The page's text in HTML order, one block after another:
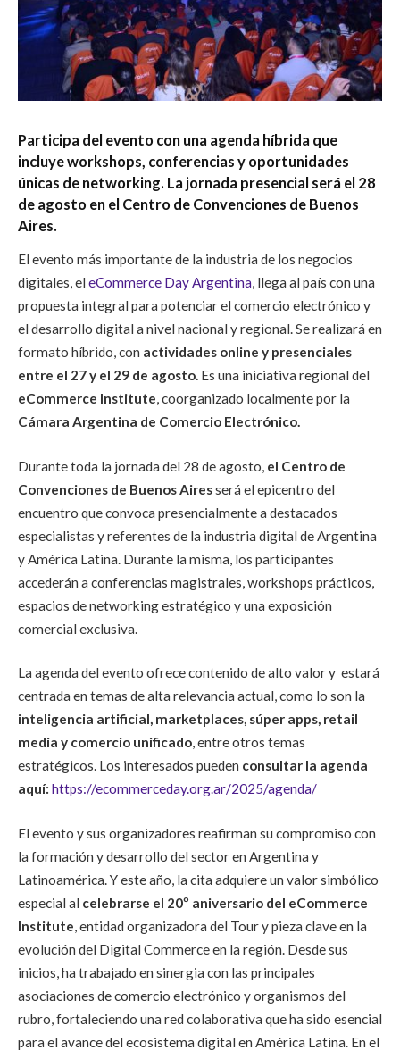
Participa del evento con una agenda híbrida que
incluye workshops, conferencias y oportunidades
únicas de networking. La jornada presencial será el 28
de agosto en el Centro de Convenciones de Buenos
Aires.
El evento más importante de la industria de los negocios
digitales, el eCommerce Day Argentina, llega al país con una
propuesta integral para potenciar el comercio electrónico y
el desarrollo digital a nivel nacional y regional. Se realizará en
formato híbrido, con actividades online y presenciales
entre el 27 y el 29 de agosto. Es una iniciativa regional del
eCommerce Institute, coorganizado localmente por la
Cámara Argentina de Comercio Electrónico.
Durante toda la jornada del 28 de agosto, el Centro de
Convenciones de Buenos Airesserá el epicentro del
encuentro que convoca presencialmente a destacados
especialistas y referentes de la industria digital de Argentina
y América Latina. Durante la misma, los participantes
accederán a conferencias magistrales, workshops prácticos,
espacios de networking estratégico y una exposición
comercial exclusiva.
La agenda del evento ofrece contenido de alto valor y estará
centrada en temas de alta relevancia actual, como lo son la
inteligencia artificial, marketplaces, súper apps, retail
media y comercio unificado, entre otros temas
estratégicos. Los interesados pueden consultar la agenda
aquí: https://ecommerceday.org.ar/2025/agenda/
El evento y sus organizadores reafirman su compromiso con
la formación y desarrollo del sector en Argentina y
Latinoamérica. Y este año, la cita adquiere un valor simbólico
especial al celebrarse el 20º aniversario del eCommerce
Institute, entidad organizadora del Tour y pieza clave en la
evolución del Digital Commerce en la región. Desde sus
inicios, ha trabajado en sinergia con las principales
asociaciones de comercio electrónico y organismos del
rubro, fortaleciendo una red colaborativa que ha sido esencial
para el avance del ecosistema digital en América Latina. En el